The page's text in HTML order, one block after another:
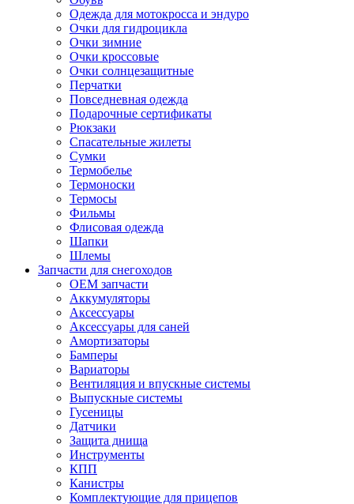
Одежда для мотокросса и эндуро
Очки для гидроцикла
Очки зимние
Очки кроссовые
Очки солнцезащитные
Перчатки
Повседневная одежда
Подарочные сертификаты
Рюкзаки
Спасательные жилеты
Сумки
Термобелье
Термоноски
Термосы
Фильмы
Флисовая одежда
Шапки
Шлемы
Запчасти для снегоходов
OEM запчасти
Аккумуляторы
Аксессуары
Аксессуары для саней
Амортизаторы
Бамперы
Вариаторы
Вентиляция и впускные системы
Выпускные системы
Гусеницы
Датчики
Защита днища
Инструменты
КПП
Канистры
Комплектующие для прицепов